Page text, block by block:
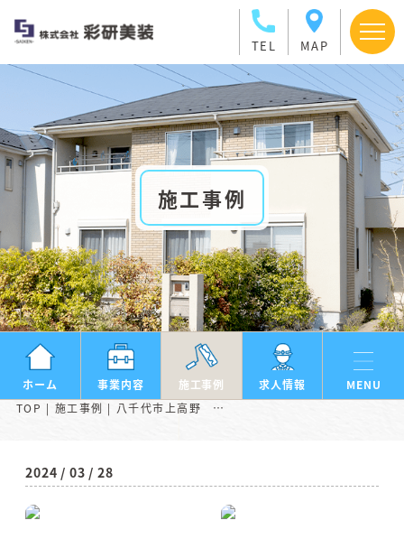
TEL MAP
施工事例
ホーム 事業内容 施工事例 求人情報
MENU
TOP
施工事例 八千代市上高野 A様邸 外壁塗装/屋根カバー/シーリング工事
2024 / 03 / 28